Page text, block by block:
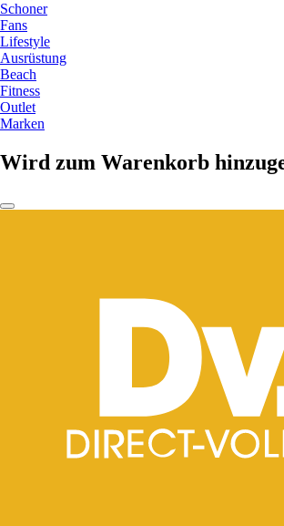
Schoner
Fans
Lifestyle
Ausrüstung
Beach
Fitness
Outlet
Marken
Wird zum Warenkorb